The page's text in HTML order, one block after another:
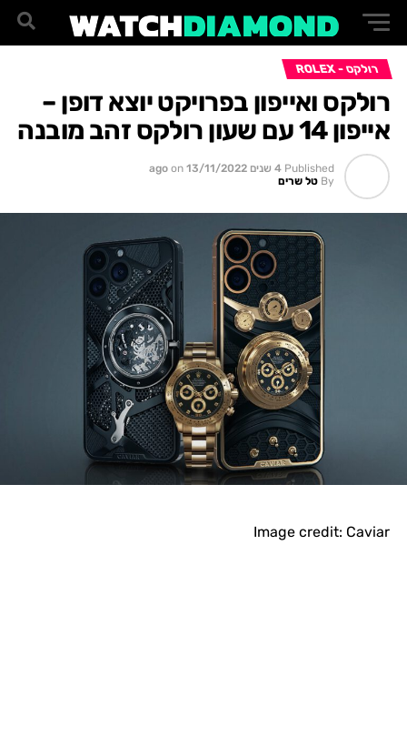
רולקס - ROLEX
רולקס ואייפון בפרויקט יוצא דופן –
אייפון 14 עם שעון רולקס זהב מובנה
Published 4 שנים ago on 13/11/2022
By טל שרים
Image credit: Caviar